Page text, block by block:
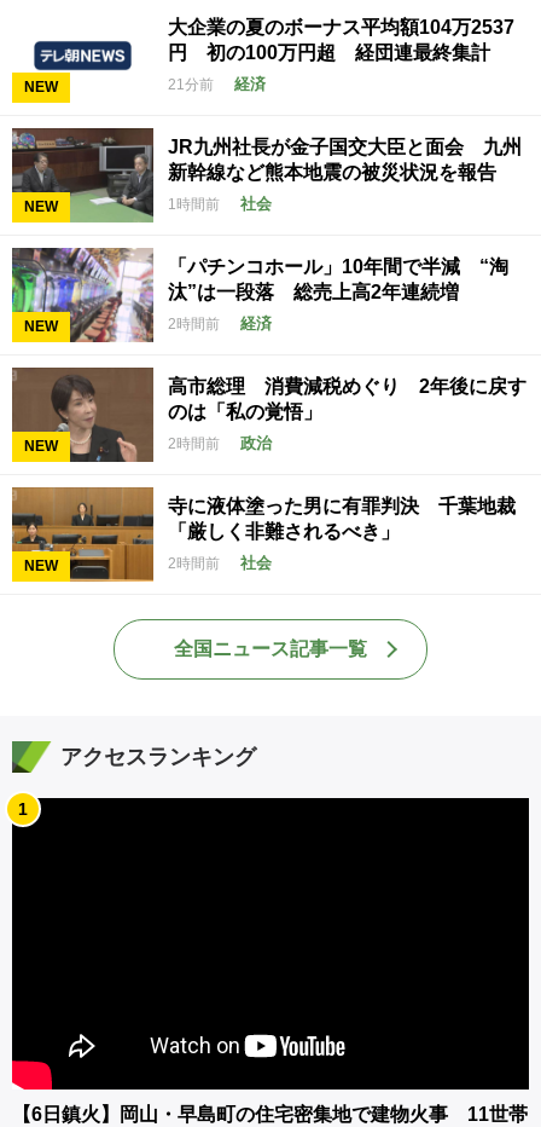
NEW
大企業の夏のボーナス平均額104万2537
円 初の100万円超 経団連最終集計
21分前 経済
NEW
JR九州社長が金子国交大臣と面会 九州
新幹線など熊本地震の被災状況を報告
1時間前 社会
NEW
「パチンコホール」10年間で半減 “淘
汰”は一段落 総売上高2年連続増
2時間前 経済
NEW
高市総理 消費減税めぐり 2年後に戻す
のは「私の覚悟」
2時間前 政治
NEW
寺に液体塗った男に有罪判決 千葉地裁
「厳しく非難されるべき」
2時間前 社会
全国ニュース記事一覧
アクセスランキング
1
【6日鎮火】岡山・早島町の住宅密集地で建物火事 11世帯